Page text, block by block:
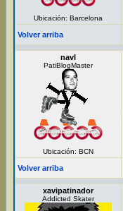
Ubicación: Barcelona
Volver arriba
navI
PatiBlogMaster
Ubicación: BCN
Volver arriba
xavipatinador
Addicted Skater